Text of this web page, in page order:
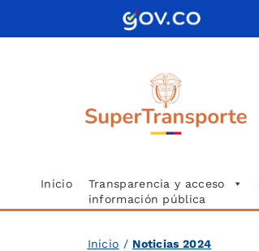
Inicio
Transparencia y acceso
información pública
Inicio / Noticias 2024